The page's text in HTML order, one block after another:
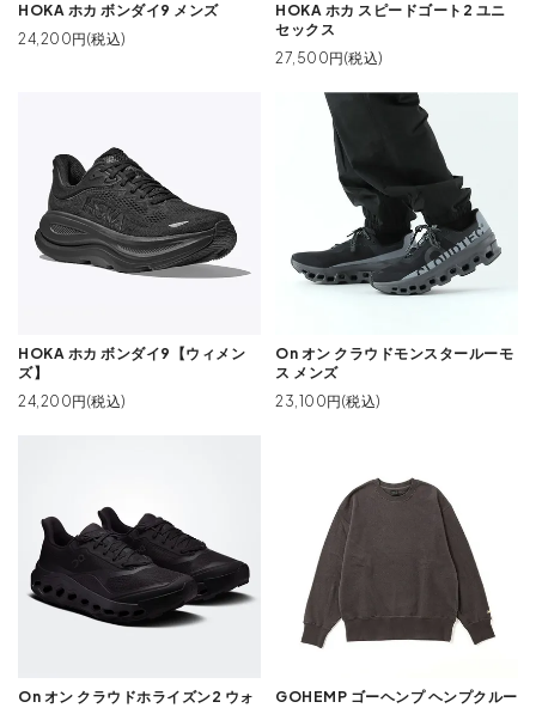
HOKA ホカ ボンダイ9 メンズ
24,200円(税込)
HOKA ホカ スピードゴート2 ユニ
セックス
27,500円(税込)
HOKA ホカ ボンダイ9【ウィメン
ズ】
24,200円(税込)
On オン クラウドモンスタールーモ
ス メンズ
23,100円(税込)
On オン クラウドホライズン2 ウォ
GOHEMP ゴーヘンプ ヘンプクルー